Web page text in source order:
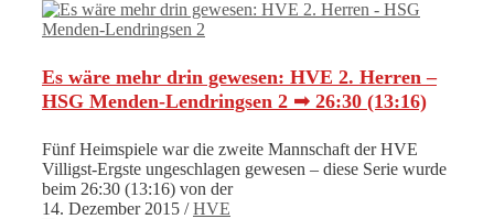
Es wäre mehr drin gewesen: HVE 2. Herren –
HSG Menden-Lendringsen 2 ➟ 26:30 (13:16)
Fünf Heimspiele war die zweite Mannschaft der HVE
Villigst-Ergste ungeschlagen gewesen – diese Serie wurde
beim 26:30 (13:16) von der
14. Dezember 2015 /HVE